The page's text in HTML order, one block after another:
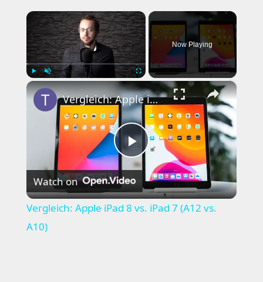
×
Now Playing
×
Play
Video
Vergleich: Apple iPad 8 vs. iPad 7 (A12 vs. A10)
Watch on
Vergleich: Apple iPad 8 vs. iPad 7 (A12 vs.
A10)